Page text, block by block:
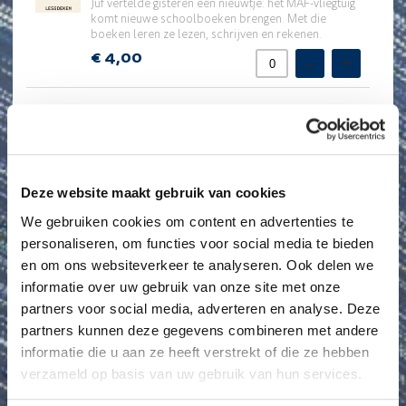
Deze website maakt gebruik van cookies
We gebruiken cookies om content en advertenties te
personaliseren, om functies voor social media te bieden
en om ons websiteverkeer te analyseren. Ook delen we
informatie over uw gebruik van onze site met onze
partners voor social media, adverteren en analyse. Deze
partners kunnen deze gegevens combineren met andere
informatie die u aan ze heeft verstrekt of die ze hebben
verzameld op basis van uw gebruik van hun services.
de
€ 4,00 – +
Juf vertelde gisteren een nieuwtje: het MAF-vliegtuig
komt nieuwe schoolboeken brengen. Met die
boeken leren ze lezen, schrijven en rekenen.
patiënt
het
€ 240,00
“Als er toen geen MAF-vliegtuig was geweest, dan
iemand als Juvenia ook zo’n kans. Geef een
levensreddende vlucht cadeau.
12.
Veilig
vliegen
over
water
12. Veilig vliegen over water
Het nieuwe watervliegtuig (gesponsord vanuit
Nederland) is geland in Oeganda! Nu kan het
watervliegtuig veilig hulp brengen naar de bewoners
van de ruim 200 eilanden in het Victoriameer. Help
mee dit toestel in de lucht te houden. Geef een